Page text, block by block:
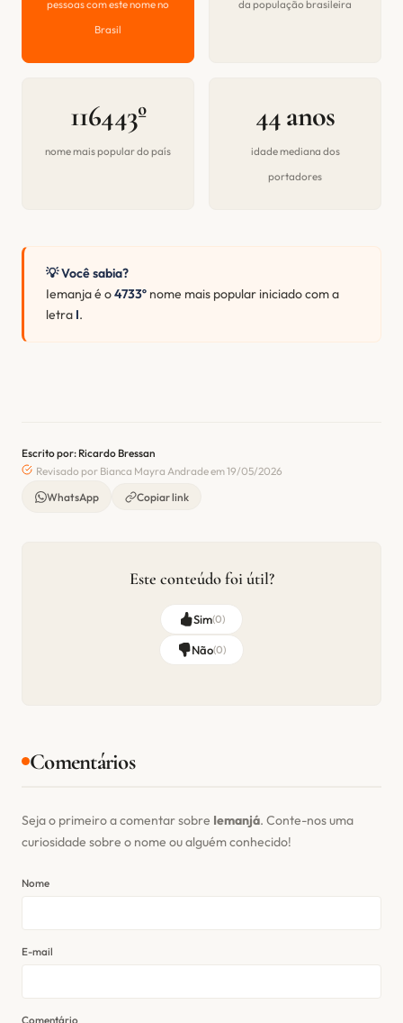
pessoas com este nome no
Brasil
da população brasileira
116443º
nome mais popular do país
44 anos
idade mediana dos
portadores
💡 Você sabia?
Iemanja é o4733º nome mais popular iniciado com a
letra I.
Escrito por: Ricardo Bressan
Revisado por Bianca Mayra Andrade em 19/05/2026
WhatsApp
Copiar link
Este conteúdo foi útil?
Sim(0)
Não(0)
Comentários
Seja o primeiro a comentar sobre Iemanjá. Conte-nos uma
curiosidade sobre o nome ou alguém conhecido!
Nome
E-mail
Comentário